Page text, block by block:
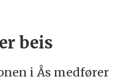
beis
i Ås medfører